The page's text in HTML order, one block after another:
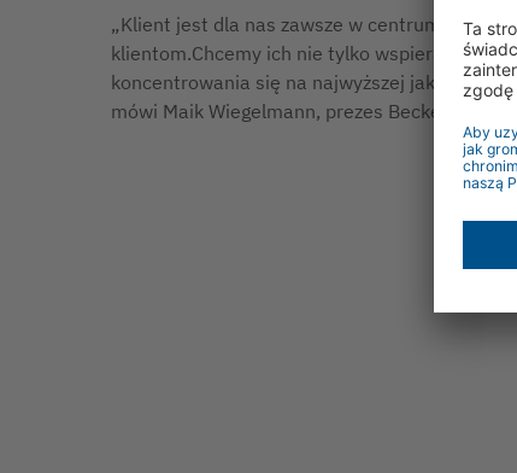
„Klient jest dla nas zawsze w centrum uwagi.
klientom.Chcemy ich nie tylko wspierać, ale i
koncentrowania się na najwyższej jakości
mówi Maik Wiegelmann, prezes Becker-